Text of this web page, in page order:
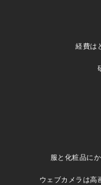
経費は
服と化粧品に
ウェブカメラは高